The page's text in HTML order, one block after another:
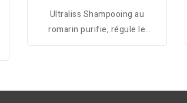
Ultraliss Shampooing au
romarin purifie, régule le
sébum et laisse les cheveux